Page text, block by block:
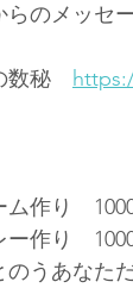
らのメッセ
数秘
作り　
ー作り　
のうあなた